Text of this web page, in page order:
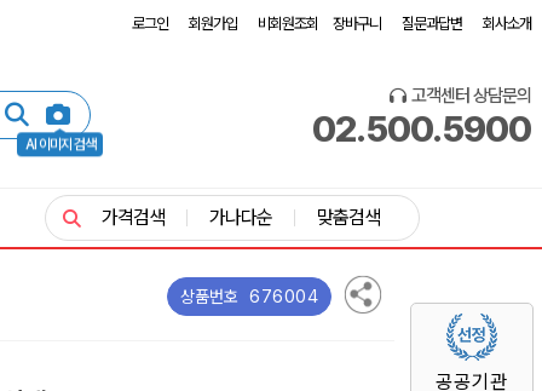
로그인 회원가입 비회원조회 장바구니 질문과답변 회사소개
AI 이미지 검색
고객센터 상담문의
02.500.5900
공공기관
가격검색 가나다순 맞춤검색
상품번호 676004